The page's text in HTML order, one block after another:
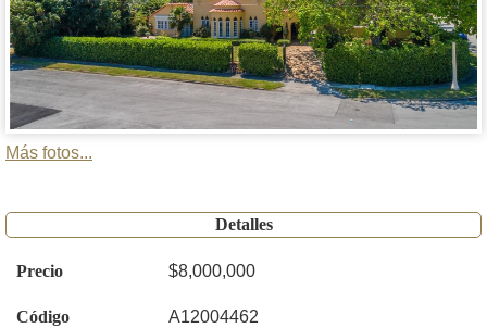
Más fotos...
Detalles
Precio $8,000,000
Código A12004462